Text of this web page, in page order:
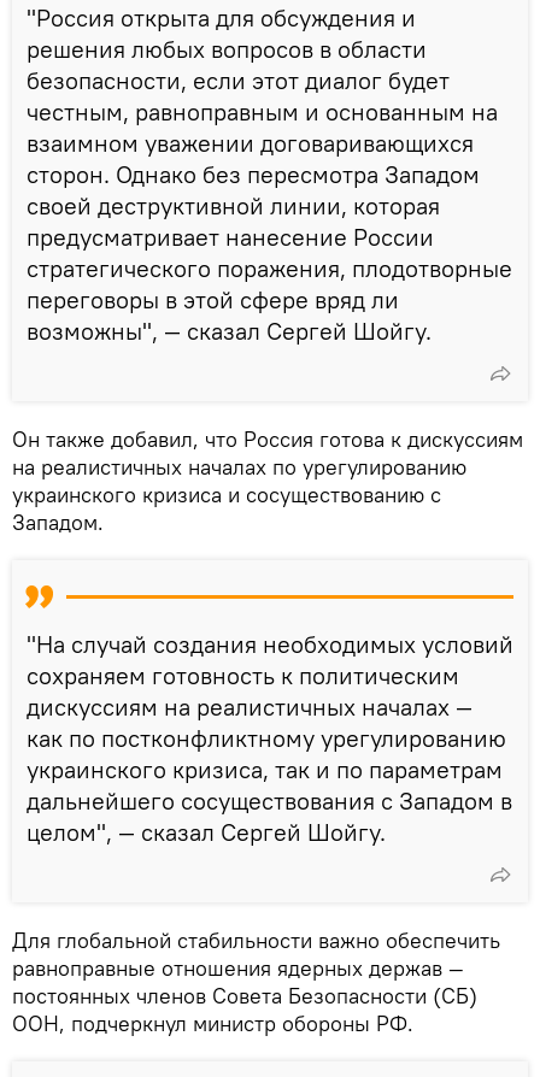
"Россия открыта для обсуждения и
решения любых вопросов в области
безопасности, если этот диалог будет
честным, равноправным и основанным на
взаимном уважении договаривающихся
сторон. Однако без пересмотра Западом
своей деструктивной линии, которая
предусматривает нанесение России
стратегического поражения, плодотворные
переговоры в этой сфере вряд ли
возможны", — сказал Сергей Шойгу.
Он также добавил, что Россия готова к дискуссиям
на реалистичных началах по урегулированию
украинского кризиса и сосуществованию с
Западом.
"На случай создания необходимых условий
сохраняем готовность к политическим
дискуссиям на реалистичных началах —
как по постконфликтному урегулированию
украинского кризиса, так и по параметрам
дальнейшего сосуществования с Западом в
целом", — сказал Сергей Шойгу.
Для глобальной стабильности важно обеспечить
равноправные отношения ядерных держав —
постоянных членов Совета Безопасности (СБ)
ООН, подчеркнул министр обороны РФ.